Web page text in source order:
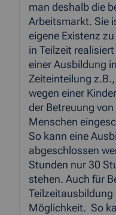
man deshalb die
Arbeitsmarkt. Sie
eigene Existenz
in Teilzeit
einer Ausbildung
Zeiteinteilung
wegen einer
der Betreuung
Menschen
So kann eine
abgeschlossen
Stunden nur 30
stehen. Auch für
Möglichkeit. So